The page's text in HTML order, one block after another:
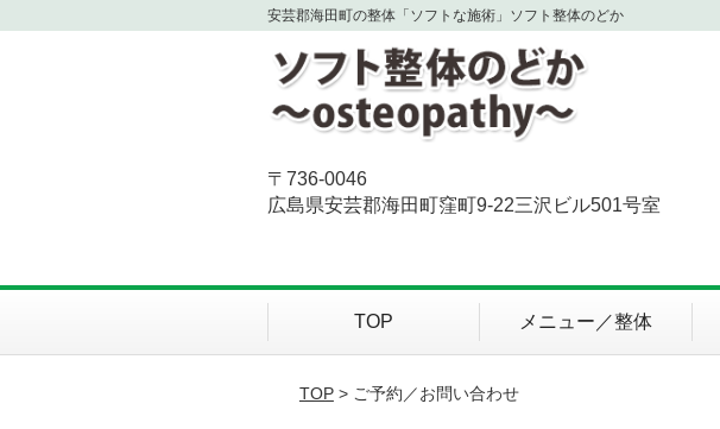
安芸郡海田町の整体「ソフトな施術」ソフト整体のどか
〒736-0046
広島県安芸郡海田町窪町9-22三沢ビル501号室
TOP メニュー／整体
TOP> ご予約／お問い合わせ